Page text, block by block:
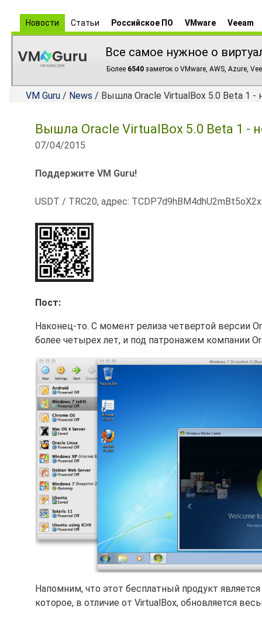
Новости Статьи Российское ПО VMware Veeam
Все самое нужное о
Более 6540 заметок о VMware, AWS, Azure,
VM Guru / News / Вышла Oracle VirtualBox 5.0 Beta 1
Вышла Oracle VirtualBox 5.0 Beta 1 -
07/04/2015
Поддержите VM Guru!
USDT / TRC20, адрес:
Пост:
Наконец-то. С момент релиза четвертой версии
более четырех лет, и под патронажем компании
Напомним, что этот бесплатный продукт является
которое, в отличие от VirtualBox, обновляется